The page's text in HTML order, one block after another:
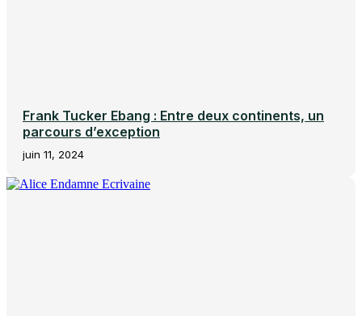
Frank Tucker Ebang : Entre deux continents, un
parcours d’exception
juin 11, 2024